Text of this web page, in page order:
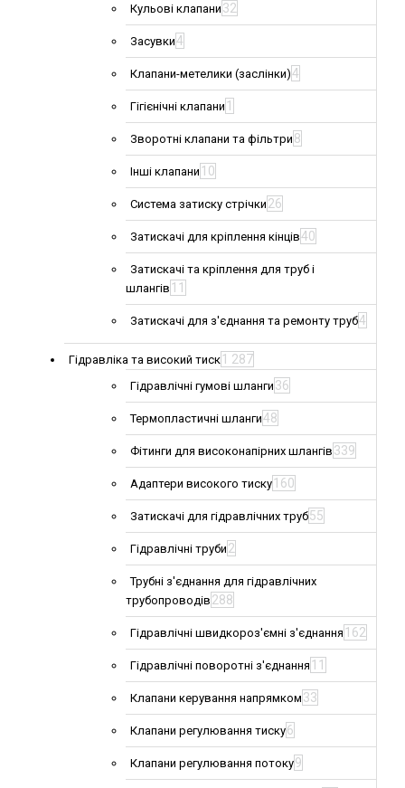
Кульові клапани 32
Засувки4
Клапани-метелики (заслінки)4
Гігієнічні клапани 1
Зворотні клапани та фільтри 8
Інші клапани 10
Система затиску стрічки 26
Затискачі для кріплення кінців40
Затискачі та кріплення для труб і
шлангів 11
Затискачі для з'єднання та ремонту труб4
Гідравліка та високий тиск 1 287
Гідравлічні гумові шланги 36
Термопластичні шланги48
Фітинги для високонапірних шлангів 339
Адаптери високого тиску 160
Затискачі для гідравлічних труб55
Гідравлічні труби 2
Трубні з'єднання для гідравлічних
трубопроводів 288
Гідравлічні швидкороз'ємні з'єднання 162
Гідравлічні поворотні з'єднання 11
Клапани керування напрямком 33
Клапани регулювання тиску6
Клапани регулювання потоку9